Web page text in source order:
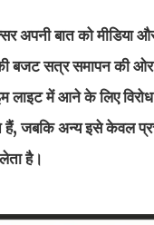
अपनी बात को
बजट सत्र समापन की
लाइट में आने के लिए
हैं, जबकि अन्य इसे केवल
है।